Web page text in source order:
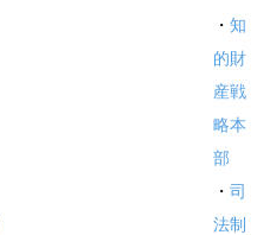
・ 知
的財
産戦
略本
部
・ 司
法制